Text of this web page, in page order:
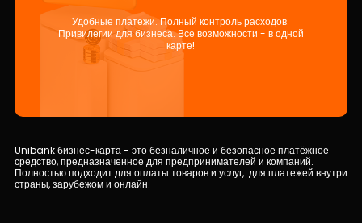
Устойчивость
Удобные платежи. Полный контроль расходов.
Привилегии для бизнеса. Все возможности - в одной
карте!
Unibank бизнес-карта - это безналичное и безопасное платёжное
средство, предназначенное для предпринимателей и компаний.
Полностью подходит для оплаты товаров и услуг, для платежей внутри
страны, зарубежом и онлайн.